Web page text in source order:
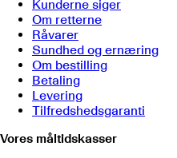
Kunderne siger
Om retterne
Råvarer
Sundhed og ernæring
Om bestilling
Betaling
Levering
Tilfredshedsgaranti
Vores måltidskasser